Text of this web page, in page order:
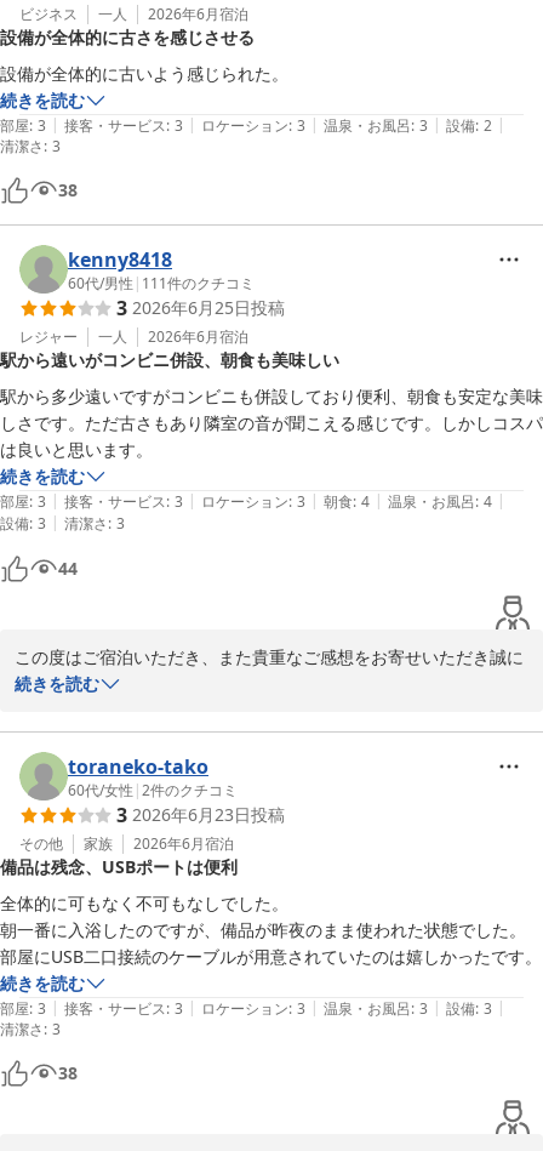
ビジネス 一人 2026年6月宿泊
設備が全体的に古さを感じさせる
設備が全体的に古いよう感じられた。
続きを読む
部屋: 3 | 接客・サービス: 3 | ロケーション: 3 | 温泉・お風呂: 3 | 設備: 2 |
清潔さ: 3
38
kenny8418
60代/男性 | 111件のクチコミ
3 2026年6月25日投稿
レジャー 一人 2026年6月宿泊
駅から遠いがコンビニ併設、朝食も美味しい
駅から多少遠いですがコンビニも併設しており便利、朝食も安定な美味
しさです。ただ古さもあり隣室の音が聞こえる感じです。しかしコスパ
は良いと思います。
続きを読む
部屋: 3 | 接客・サービス: 3 | ロケーション: 3 | 朝食: 4 | 温泉・お風呂: 4 |
設備: 3 | 清潔さ: 3
44
この度はご宿泊いただき、また貴重なご感想をお寄せいただき誠に
ありがとうございます。
駅からの距離がある中でも、コンビニ併設の利便性や朝食について
ご満足いただけたとのお言葉を大変嬉しく拝見いたしました。ま
た、コストパフォーマンスにもご評価をいただきありがとうござい
ます。
一方で、施設の経年や隣室の音につきましては、ご不便をおかけし
申し訳ございません。すぐに改善が難しい部分もございますが、今
後の設備改善や快適な環境づくりの参考とさせていただきます。
これからも皆様に快適にお過ごしいただけるホテルを目指して努め
てまいります。またお近くへお越しの際は、ぜひご利用くださいま
せ。スタッフ一同、心よりお待ちしております。
山形七日町ワシントンホテル
続きを読む
toraneko-tako
60代/女性 |2件のクチコミ
3 2026年6月23日投稿
その他 家族 2026年6月宿泊
備品は残念、USBポートは便利
全体的に可もなく不可もなしでした。
朝一番に入浴したのですが、備品が昨夜のまま使われた状態でした。
続きを読む
部屋: 3 | 接客・サービス: 3 | ロケーション: 3 | 温泉・お風呂: 3 | 設備: 3 |
清潔さ: 3
38